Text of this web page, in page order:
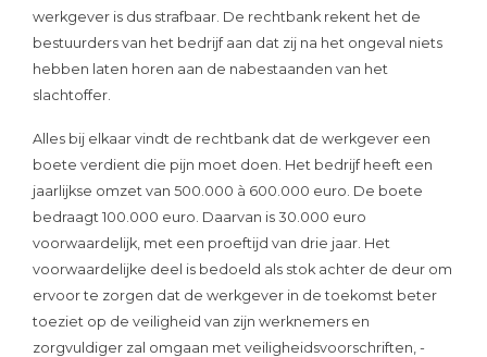
werkgever is dus strafbaar. De rechtbank rekent het de
bestuurders van het bedrijf aan dat zij na het ongeval niets
hebben laten horen aan de nabestaanden van het
slachtoffer.
Alles bij elkaar vindt de rechtbank dat de werkgever een
boete verdient die pijn moet doen. Het bedrijf heeft een
jaarlijkse omzet van 500.000 à 600.000 euro. De boete
bedraagt 100.000 euro. Daarvan is 30.000 euro
voorwaardelijk, met een proeftijd van drie jaar. Het
voorwaardelijke deel is bedoeld als stok achter de deur om
ervoor te zorgen dat de werkgever in de toekomst beter
toeziet op de veiligheid van zijn werknemers en
zorgvuldiger zal omgaan met veiligheidsvoorschriften, -